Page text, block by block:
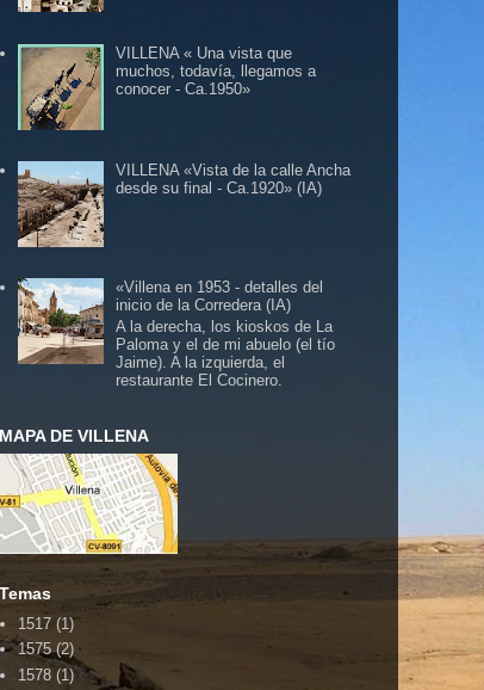
VILLENA « Una vista que
muchos, todavía, llegamos a
conocer - Ca.1950»
VILLENA «Vista de la calle Ancha
desde su final - Ca.1920» (IA)
«Villena en 1953 - detalles del
inicio de la Corredera (IA)
A la derecha, los kioskos de La
Paloma y el de mi abuelo (el tío
Jaime). A la izquierda, el
restaurante El Cocinero.
MAPA DE VILLENA
Temas
1517 (1)
1575 (2)
1578 (1)